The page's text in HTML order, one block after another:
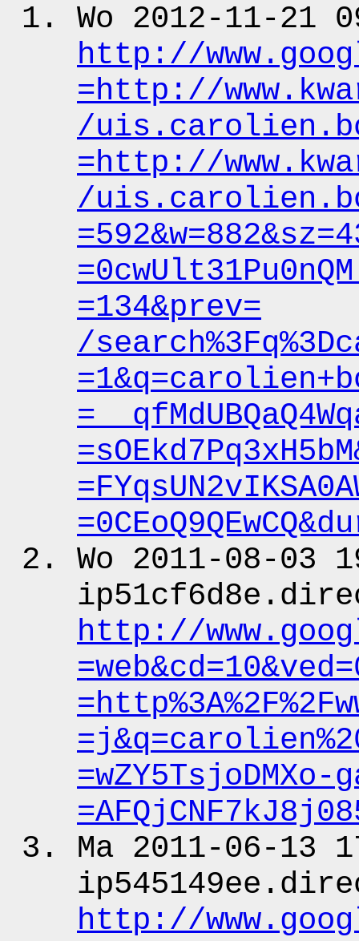
Wo 2012-11-21
http://
=http://
/
=http://
/
=592&w=882&sz
=134&prev=
/
=1&q
Wo 2011-08-03
http://
=web&cd=10&ved
=j&q
=wZY5TsjoDMXo-
Ma 2011-06-13
http://